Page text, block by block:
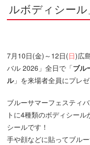
ルボディシー
7月10日(金)～12日(日)広
バル 2026」全日で「ブル
ル」を来場者全員にプレゼ
ブルーサマーフェスティ
トに4種類のボディシー
シールです！
手や顔などに貼ってブル